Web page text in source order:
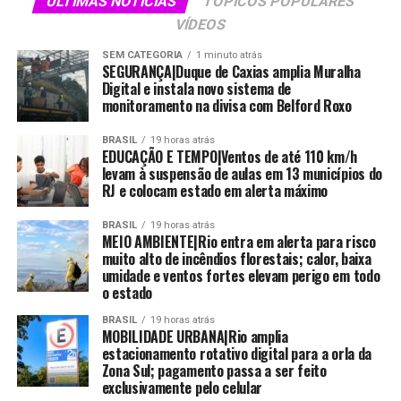
Safadão | Rey Vaqueiro | Toque Dez
Sábado (6): Natanzinho Lima | Belo | Seu Desejo |
Tarcísio do Acordeon | Unha Pintada
Informações: @ssaproducoes @pida
@vaquejadadeserrinhaoficial
Vendas: Em Salvador, os ingressos estão disponíveis nas
lojas do Pida no Salvador Shopping, Salvador Norte
Shopping, Shopping Paralela, Shopping Piedade, na loja
do Bora Tickets, no 2º piso do Shopping da Bahia,
através do site. Em Feira de Santana, o público poderá
garantir a compra no Shopping Boulevard e em
Serrinha, na Farmácia Melhor Preço, localizada na Praça
Luiz Nogueira e no Bar de Robinho, na Praça Morena
Bela.
NOTÍCIAS RELACIONADAS:
PRÓXIMO
Lene Nander: A Voz do Baixo Tapajós que Conquista o
VÍDEOS
SEM CATEGORIA 1 minuto atrás
SEGURANÇA|Duque de Caxias amplia Muralha
Digital e instala novo sistema de
monitoramento na divisa com Belford Roxo
BRASIL 19 horas atrás
EDUCAÇÃO E TEMPO|Ventos de até 110 km/h
levam à suspensão de aulas em 13 municípios do
RJ e colocam estado em alerta máximo
BRASIL 19 horas atrás
MEIO AMBIENTE|Rio entra em alerta para risco
muito alto de incêndios florestais; calor, baixa
umidade e ventos fortes elevam perigo em todo
o estado
BRASIL 19 horas atrás
MOBILIDADE URBANA|Rio amplia
estacionamento rotativo digital para a orla da
Zona Sul; pagamento passa a ser feito
exclusivamente pelo celular